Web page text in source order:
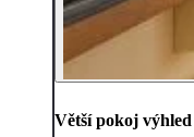
Větší pokoj